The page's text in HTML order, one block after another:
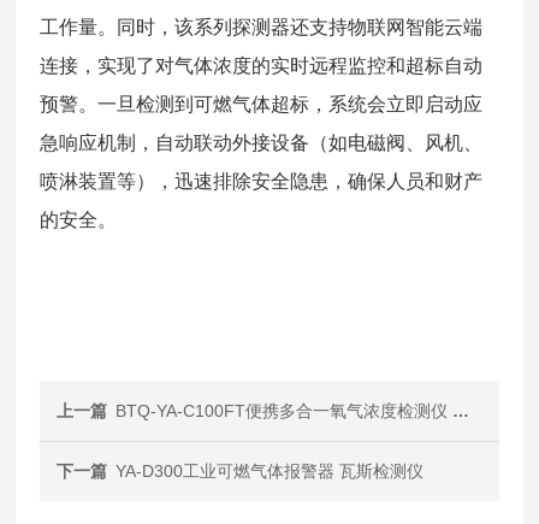
工作量。同时，该系列探测器还支持物联网智能云端
连接，实现了对气体浓度的实时远程监控和超标自动
预警。一旦检测到可燃气体超标，系统会立即启动应
急响应机制，自动联动外接设备（如电磁阀、风机、
喷淋装置等），迅速排除安全隐患，确保人员和财产
的安全。
上一篇 BTQ-YA-C100FT便携多合一氧气浓度检测仪 气体报警器
下一篇 YA-D300工业可燃气体报警器 瓦斯检测仪